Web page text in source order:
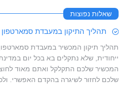
שאלות נפוצות
תהליך התיקון במעבדת
תהליך תיקון המכשיר במעבדת
ייחודית, שלא נתקלים בא בכל יום
המכשיר שלכם התקלקל ואתם מאוד
שלכם לחזור לשיגרה בהקדם האפשרי.